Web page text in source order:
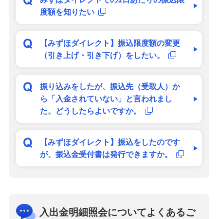
度額を知りたい
【みずほダイレクト】振込限度額の変更
（引き上げ・引き下げ）をしたい。
振り込みをしたが、振込先（受取人）か
ら「入金されていない」と言われまし
た。どうしたらよいですか。
【みずほダイレクト】振込をしたのです
が、振込金受付書は発行できますか。
入出金明細照会についてよくあるご